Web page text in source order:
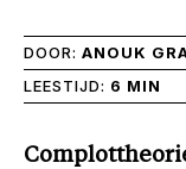
DOOR: ANOUK
LEESTIJD: 6 MIN